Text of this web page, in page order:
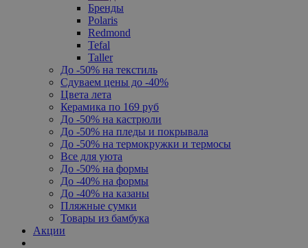
Бренды
Polaris
Redmond
Tefal
Taller
До -50% на текстиль
Сдуваем цены до -40%
Цвета лета
Керамика по 169 руб
До -50% на кастрюли
До -50% на пледы и покрывала
До -50% на термокружки и термосы
Все для уюта
До -50% на формы
До -40% на формы
До -40% на казаны
Пляжные сумки
Товары из бамбука
Акции